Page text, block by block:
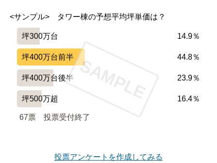
ゴルフレンジ二つもいらない。
一階にスーパーが予定。
最高に良い。
レジデンスの屋上も良い。
公園にサクラ嬉しい。
<サンプル>　タワー棟の予想平均坪単価は？
坪300万台 14.9％
坪400万台前半 44.8％
坪400万台後半 23.9％
坪500万超 16.4％
67票 投票受付終了
SAMPLE
投票アンケートを作成してみる